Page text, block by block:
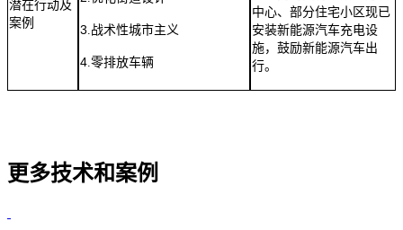
潜在行动及
案例
3.战术性城市主义
4.零排放车辆
中心、部分住宅小区现已
安装新能源汽车充电设
施，鼓励新能源汽车出
行。
更多技术和案例